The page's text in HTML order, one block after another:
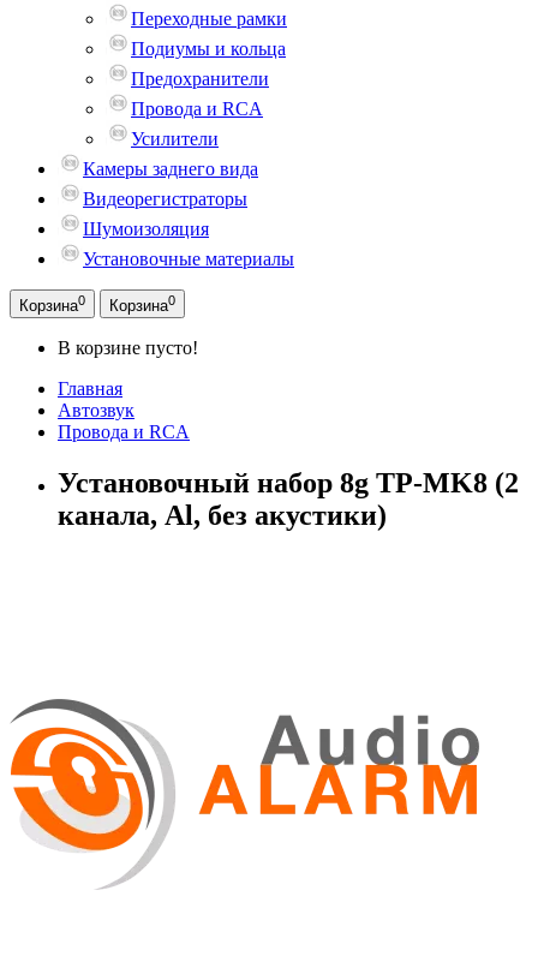
Переходные рамки
Подиумы и кольца
Предохранители
Провода и RCA
Усилители
Камеры заднего вида
Видеорегистраторы
Шумоизоляция
Установочные материалы
Корзина0 Корзина0
В корзине пусто!
Главная
Автозвук
Провода и RCA
Установочный набор 8g TP-MK8 (2
канала, Al, без акустики)